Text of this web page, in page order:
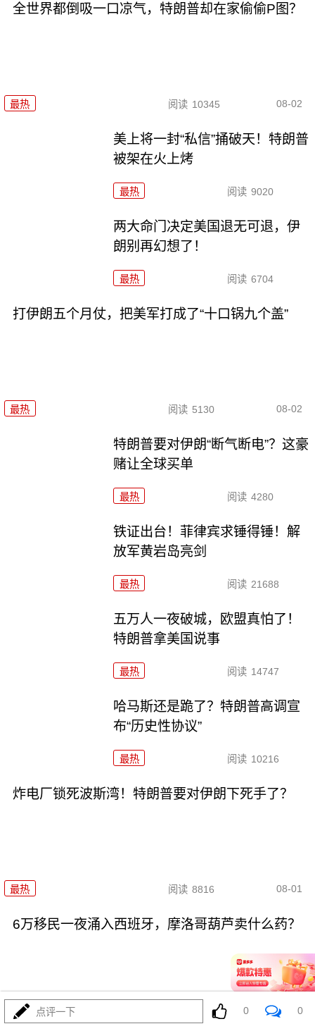
全世界都倒吸一口凉气，特朗普却在家偷偷P图？
最热 阅读 10345 08-02
美上将一封“私信”捅破天！特朗普
被架在火上烤
最热 阅读 9020
两大命门决定美国退无可退，伊
朗别再幻想了！
最热 阅读 6704
打伊朗五个月仗，把美军打成了“十口锅九个盖”
最热 阅读 5130 08-02
特朗普要对伊朗“断气断电”？这豪
赌让全球买单
最热 阅读 4280
铁证出台！菲律宾求锤得锤！解
放军黄岩岛亮剑
最热 阅读 21688
五万人一夜破城，欧盟真怕了！
特朗普拿美国说事
最热 阅读 14747
哈马斯还是跪了？特朗普高调宣
布“历史性协议”
最热 阅读 10216
炸电厂锁死波斯湾！特朗普要对伊朗下死手了？
最热 阅读 8816 08-01
6万移民一夜涌入西班牙，摩洛哥葫芦卖什么药？
最热 阅读 7573 08-01
点评一下 0 0